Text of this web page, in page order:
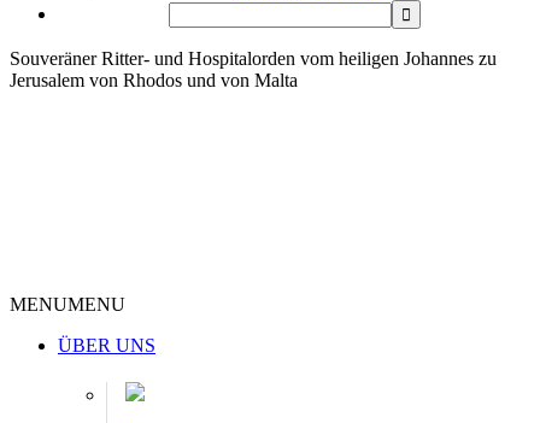
Souveräner Ritter- und Hospitalorden vom heiligen Johannes zu
Jerusalem von Rhodos und von Malta
MENUMENU
ÜBER UNS